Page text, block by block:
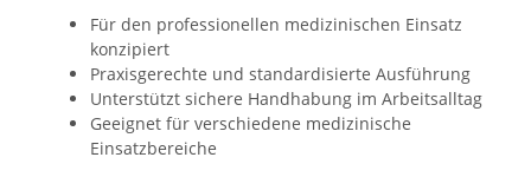
Für den professionellen medizinischen Einsatz
konzipiert
Praxisgerechte und standardisierte Ausführung
Unterstützt sichere Handhabung im Arbeitsalltag
Geeignet für verschiedene medizinische
Einsatzbereiche